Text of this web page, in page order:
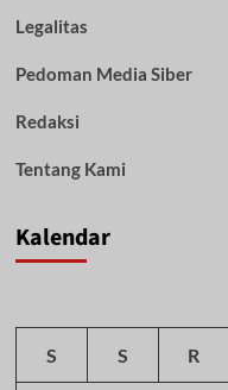
Covid-
Legalitas
Pedoman Media Siber
Redaksi
Tentang Kami
Kalendar
S S R